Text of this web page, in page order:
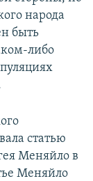
народа
быть
либо
статью
Меняйло в
Меняйло